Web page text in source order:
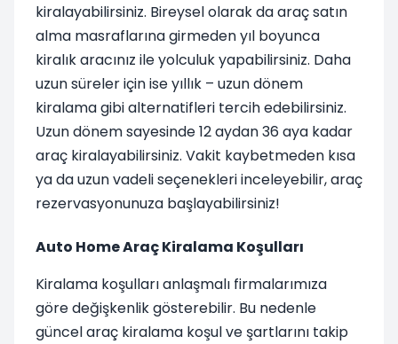
kiralayabilirsiniz. Bireysel olarak da araç satın
alma masraflarına girmeden yıl boyunca
kiralık aracınız ile yolculuk yapabilirsiniz. Daha
uzun süreler için ise yıllık – uzun dönem
kiralama gibi alternatifleri tercih edebilirsiniz.
Uzun dönem sayesinde 12 aydan 36 aya kadar
araç kiralayabilirsiniz. Vakit kaybetmeden kısa
ya da uzun vadeli seçenekleri inceleyebilir, araç
rezervasyonunuza başlayabilirsiniz!
Auto Home Araç Kiralama Koşulları
Kiralama koşulları anlaşmalı firmalarımıza
göre değişkenlik gösterebilir. Bu nedenle
güncel araç kiralama koşul ve şartlarını takip